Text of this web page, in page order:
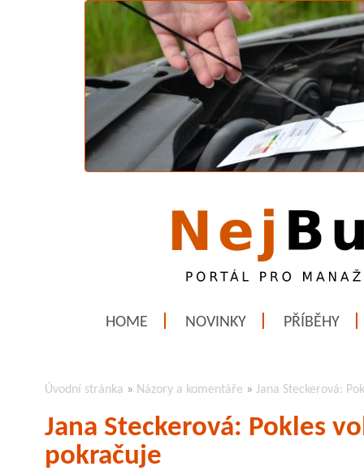
HOME NOVINKY PŘÍBĚHY
Úvodní stránka » Názory a komentáře » Jana Steckerová:
Jana Steckerová: Pokles
pokračuje